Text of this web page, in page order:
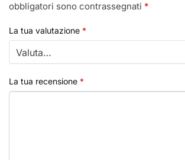
obbligatori sono contrassegnati *
La tua valutazione *
La tua recensione *